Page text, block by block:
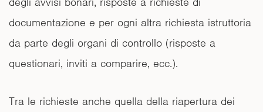
documentazione e per ogni altra richiesta istruttoria
da parte degli organi di controllo (risposte a
questionari, inviti a comparire, ecc.).
Tra le richieste anche quella della riapertura dei